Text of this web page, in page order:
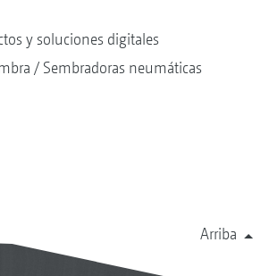
y soluciones digitales
Sembradoras neumáticas
Arriba